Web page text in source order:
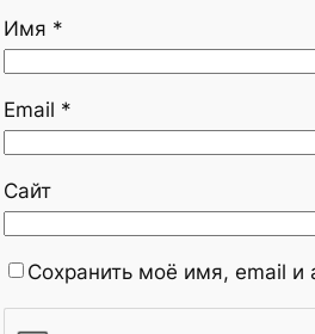
Имя *
Email *
Сайт
Сохранить моё имя, email и